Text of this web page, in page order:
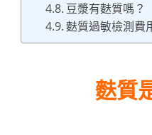
豆漿有麩質嗎？
麩質過敏檢測費
麩質